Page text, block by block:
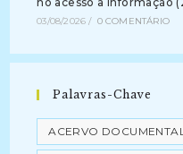
03/08/2026 / 0 COMENTÁRIO
Palavras-Chave
ACERVO